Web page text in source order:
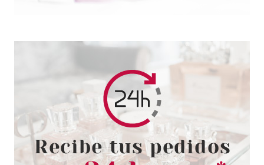
MONTAGNE JEUNESSE
MONTAGNE JEUNESSE 7TH
HEAVEN FOR MEN SKIN FIX KIT